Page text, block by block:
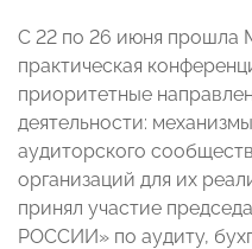
С 22 по 26 июня прошла
практическая
приоритетные
деятельности:
аудиторского
организаций для их
принял участие
РОССИИ» по аудиту,